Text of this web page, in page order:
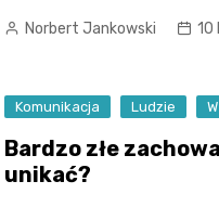
Norbert Jankowski 10
Komunikacja Ludzie
Bardzo złe
unikać?